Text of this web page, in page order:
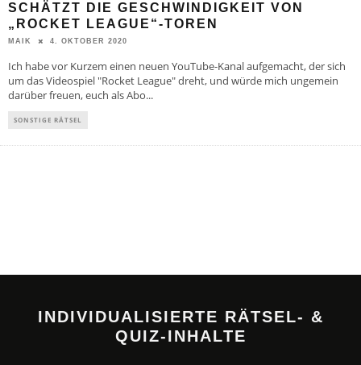
SCHÄTZT DIE GESCHWINDIGKEIT VON
„ROCKET LEAGUE“-TOREN
MAIK 4. OKTOBER 2020
Ich habe vor Kurzem einen neuen YouTube-Kanal aufgemacht, der sich
um das Videospiel "Rocket League" dreht, und würde mich ungemein
darüber freuen, euch als Abo...
SONSTIGE RÄTSEL
INDIVIDUALISIERTE RÄTSEL- &
QUIZ-INHALTE